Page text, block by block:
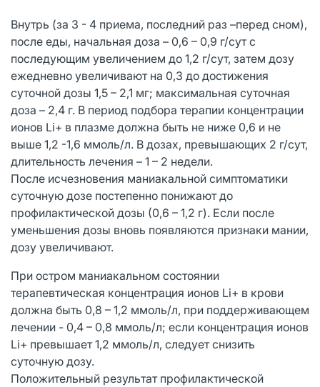
Внутрь (за 3 - 4 приема, последний раз –перед сном),
после еды, начальная доза – 0,6 – 0,9 г/сут с
последующим увеличением до 1,2 г/сут, затем дозу
ежедневно увеличивают на 0,3 до достижения
суточной дозы 1,5 – 2,1 мг; максимальная суточная
доза – 2,4 г. В период подбора терапии концентрации
ионов Li+ в плазме должна быть не ниже 0,6 и не
выше 1,2 -1,6 ммоль/л. В дозах, превышающих 2 г/сут,
длительность лечения – 1 – 2 недели.
После исчезновения маниакальной симптоматики
суточную дозе постепенно понижают до
профилактической дозы (0,6 – 1,2 г). Если после
уменьшения дозы вновь появляются признаки мании,
дозу увеличивают.
При остром маниакальном состоянии
терапевтическая концентрация ионов Li+ в крови
должна быть 0,8 – 1,2 ммоль/л, при поддерживающем
лечении - 0,4 – 0,8 ммоль/л; если концентрация ионов
Li+ превышает 1,2 ммоль/л, следует снизить
суточную дозу.
Положительный результат профилактической